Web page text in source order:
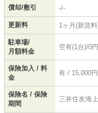
償却/敷引 -/-
更新料 1ヶ月(新賃
駐車場/
月額料金
空有(1台)/0円
保険加入 / 料
金
有 / 15,000円
保険名 / 保険
期間
三井住友海